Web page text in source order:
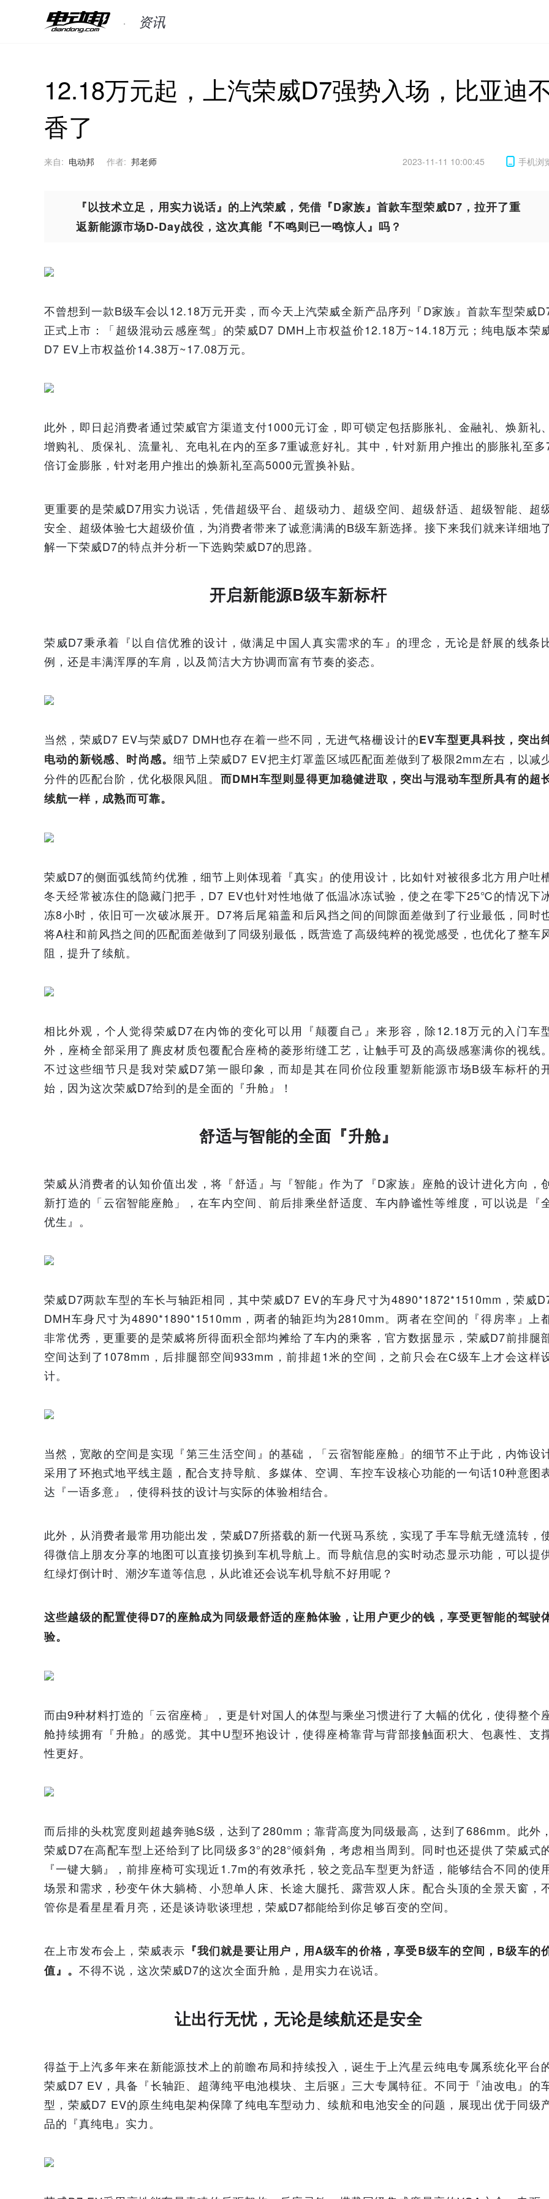
资讯
12.18万元起，上汽荣威D7强势入场，比亚迪
香了
来自: 电动邦 作者: 邦老师 2023-11-11 10:00:45 手机浏
『以技术立足，用实力说话』的上汽荣威，凭借『D家族』首款车型荣威D7，拉开了重
返新能源市场D-Day战役，这次真能『不鸣则已一鸣惊人』吗？
不曾想到一款B级车会以12.18万元开卖，而今天上汽荣威全新产品序列『D家族』首款车型荣威
正式上市：「超级混动云感座驾」的荣威D7 DMH上市权益价12.18万~14.18万元；纯电版本荣
D7 EV上市权益价14.38万~17.08万元。
此外，即日起消费者通过荣威官方渠道支付1000元订金，即可锁定包括膨胀礼、金融礼、焕新礼、
增购礼、质保礼、流量礼、充电礼在内的至多7重诚意好礼。其中，针对新用户推出的膨胀礼至多
倍订金膨胀，针对老用户推出的焕新礼至高5000元置换补贴。
更重要的是荣威D7用实力说话，凭借超级平台、超级动力、超级空间、超级舒适、超级智能、超
安全、超级体验七大超级价值，为消费者带来了诚意满满的B级车新选择。接下来我们就来详细地
解一下荣威D7的特点并分析一下选购荣威D7的思路。
开启新能源B级车新标杆
荣威D7秉承着『以自信优雅的设计，做满足中国人真实需求的车』的理念，无论是舒展的线条
例，还是丰满浑厚的车肩，以及简洁大方协调而富有节奏的姿态。
当然，荣威D7 EV与荣威D7 DMH也存在着一些不同，无进气格栅设计的EV车型更具科技，突出
电动的新锐感、时尚感。细节上荣威D7 EV把主灯罩盖区域匹配面差做到了极限2mm左右，以减
分件的匹配台阶，优化极限风阻。 而DMH车型则显得更加稳健进取，突出与混动车型所具有的超
续航一样，成熟而可靠。
荣威D7的侧面弧线简约优雅，细节上则体现着『真实』的使用设计，比如针对被很多北方用户吐
冬天经常被冻住的隐藏门把手，D7 EV也针对性地做了低温冰冻试验，使之在零下25℃的情况下
冻8小时，依旧可一次破冰展开。D7将后尾箱盖和后风挡之间的间隙面差做到了行业最低，同时
将A柱和前风挡之间的匹配面差做到了同级别最低，既营造了高级纯粹的视觉感受，也优化了整车
阻，提升了续航。
相比外观，个人觉得荣威D7在内饰的变化可以用『颠覆自己』来形容，除12.18万元的入门车
外，座椅全部采用了麂皮材质包覆配合座椅的菱形绗缝工艺，让触手可及的高级感塞满你的视线。
不过这些细节只是我对荣威D7第一眼印象，而却是其在同价位段重塑新能源市场B级车标杆的
始，因为这次荣威D7给到的是全面的『升舱』！
舒适与智能的全面『升舱』
荣威从消费者的认知价值出发，将『舒适』与『智能』作为了『D家族』座舱的设计进化方向，
新打造的「云宿智能座舱」，在车内空间、前后排乘坐舒适度、车内静谧性等维度，可以说是『
优生』。
荣威D7两款车型的车长与轴距相同，其中荣威D7 EV的车身尺寸为4890*1872*1510mm，荣威
DMH车身尺寸为4890*1890*1510mm，两者的轴距均为2810mm。两者在空间的『得房率』上
非常优秀，更重要的是荣威将所得面积全部均摊给了车内的乘客，官方数据显示，荣威D7前排腿
空间达到了1078mm，后排腿部空间933mm，前排超1米的空间，之前只会在C级车上才会这样
计。
当然，宽敞的空间是实现『第三生活空间』的基础，「云宿智能座舱」的细节不止于此，内饰设
采用了环抱式地平线主题，配合支持导航、多媒体、空调、车控车设核心功能的一句话10种意图
达『一语多意』，使得科技的设计与实际的体验相结合。
此外，从消费者最常用功能出发，荣威D7所搭载的新一代斑马系统，实现了手车导航无缝流转，
得微信上朋友分享的地图可以直接切换到车机导航上。而导航信息的实时动态显示功能，可以提
红绿灯倒计时、潮汐车道等信息，从此谁还会说车机导航不好用呢？
这些越级的配置使得D7的座舱成为同级最舒适的座舱体验，让用户更少的钱，享受更智能的驾驶
验。
而由9种材料打造的「云宿座椅」，更是针对国人的体型与乘坐习惯进行了大幅的优化，使得整个
舱持续拥有『升舱』的感觉。其中U型环抱设计，使得座椅靠背与背部接触面积大、包裹性、支
性更好。
而后排的头枕宽度则超越奔驰S级，达到了280mm；靠背高度为同级最高，达到了686mm。此外，
荣威D7在高配车型上还给到了比同级多3°的28°倾斜角，考虑相当周到。同时也还提供了荣威式
『一键大躺』，前排座椅可实现近1.7m的有效承托，较之竞品车型更为舒适，能够结合不同的使
场景和需求，秒变午休大躺椅、小憩单人床、长途大腿托、露营双人床。配合头顶的全景天窗，
管你是看星星看月亮，还是谈诗歌谈理想，荣威D7都能给到你足够百变的空间。
在上市发布会上，荣威表示 『我们就是要让用户，用A级车的价格，享受B级车的空间，B级车的
值』。 不得不说，这次荣威D7的这次全面升舱，是用实力在说话。
让出行无忧，无论是续航还是安全
得益于上汽多年来在新能源技术上的前瞻布局和持续投入，诞生于上汽星云纯电专属系统化平台
荣威D7 EV，具备『长轴距、超薄纯平电池模块、主后驱』三大专属特征。不同于『油改电』的
型，荣威D7 EV的原生纯电架构保障了纯电车型动力、续航和电池安全的问题，展现出优于同级
品的『真纯电』实力。